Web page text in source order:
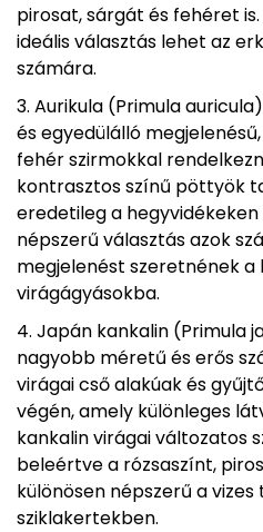
pirosat, sárgát és fehéret
ideális választás lehet az
számára.
Aurikula (Primula
és egyedülálló
fehér szirmokkal
kontrasztos színű pöttyök
eredetileg a
népszerű választás azok
megjelenést szeretnének a
virágágyásokba.
Japán kankalin (Primula
nagyobb méretű és erős
virágai cső alakúak és
végén, amely különleges
kankalin virágai változatos
beleértve a rózsaszínt,
különösen népszerű a
sziklakertekben.